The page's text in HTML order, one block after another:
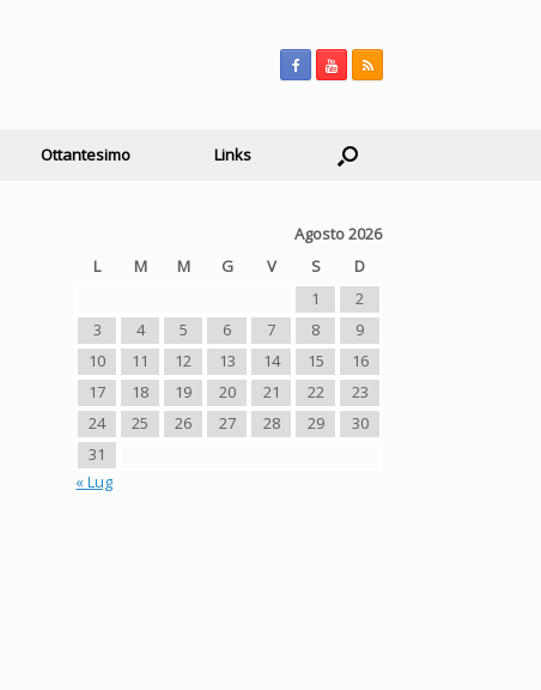
Ottantesimo Links
Agosto 2026
L
M M G V S
D
1
2
3
4 5 6 7 8
9
10
11 12 13 14 15
16
17
18 19 20 21 22
23
24
25 26 27 28 29
30
31
« Lug